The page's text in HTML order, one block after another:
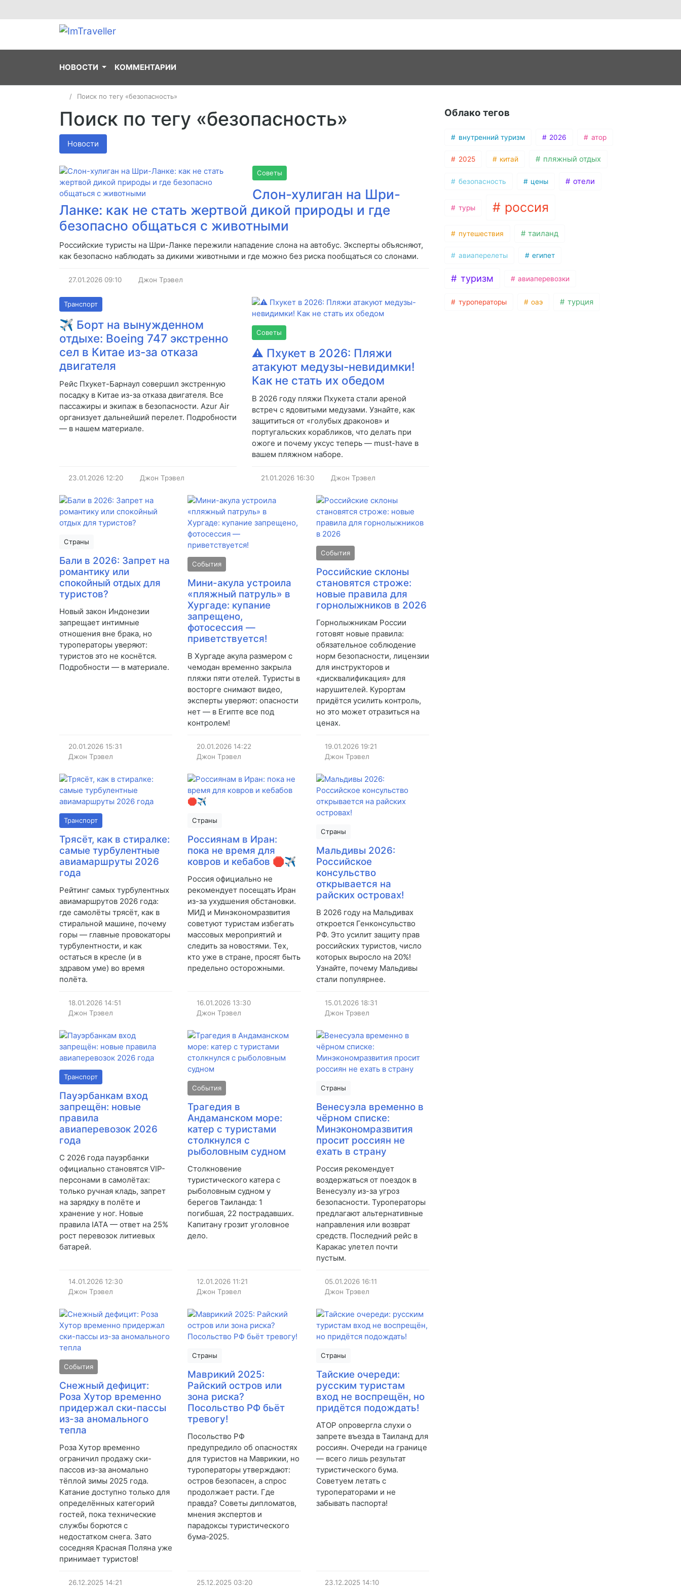
НОВОСТИ КОММЕНТАРИИ
Поиск по тегу «безопасность»
Поиск по тегу «безопасность»
Новости
Советы
Слон-хулиган на Шри-
Ланке: как не стать жертвой дикой природы и где
безопасно общаться с животными
Российские туристы на Шри-Ланке пережили нападение слона на автобус. Эксперты объясняют,
как безопасно наблюдать за дикими животными и где можно без риска пообщаться со слонами.
27.01.2026 09:10 Джон Трэвел
Транспорт
✈️ Борт на вынужденном
отдыхе: Boeing 747 экстренно
сел в Китае из-за отказа
двигателя
Рейс Пхукет-Барнаул совершил экстренную
посадку в Китае из-за отказа двигателя. Все
пассажиры и экипаж в безопасности. Azur Air
организует дальнейший перелет. Подробности
— в нашем материале.
23.01.2026 12:20 Джон Трэвел
Советы
⚠️ Пхукет в 2026: Пляжи
атакуют медузы-невидимки!
Как не стать их обедом
В 2026 году пляжи Пхукета стали ареной
встреч с ядовитыми медузами. Узнайте, как
защититься от «голубых драконов» и
португальских корабликов, что делать при
ожоге и почему уксус теперь — must-have в
вашем пляжном наборе.
21.01.2026 16:30 Джон Трэвел
Страны
Бали в 2026: Запрет на
романтику или
спокойный отдых для
туристов?
Новый закон Индонезии
запрещает интимные
отношения вне брака, но
туроператоры уверяют:
туристов это не коснётся.
Подробности — в материале.
20.01.2026 15:31
Джон Трэвел
События
Мини-акула устроила
«пляжный патруль» в
Хургаде: купание
запрещено,
фотосессия —
приветствуется!
В Хургаде акула размером с
чемодан временно закрыла
пляжи пяти отелей. Туристы в
восторге снимают видео,
эксперты уверяют: опасности
нет — в Египте все под
контролем!
20.01.2026 14:22
Джон Трэвел
События
Российские склоны
становятся строже:
новые правила для
горнолыжников в 2026
Горнолыжникам России
готовят новые правила:
обязательное соблюдение
норм безопасности, лицензии
для инструкторов и
«дисквалификация» для
нарушителей. Курортам
придётся усилить контроль,
но это может отразиться на
ценах.
19.01.2026 19:21
Джон Трэвел
Транспорт
Трясёт, как в стиралке:
самые турбулентные
авиамаршруты 2026
года
Рейтинг самых турбулентных
авиамаршрутов 2026 года:
где самолёты трясёт, как в
стиральной машине, почему
горы — главные провокаторы
турбулентности, и как
остаться в кресле (и в
здравом уме) во время
полёта.
18.01.2026 14:51
Джон Трэвел
Страны
Россиянам в Иран:
пока не время для
ковров и кебабов 🛑✈️
Россия официально не
рекомендует посещать Иран
из-за ухудшения обстановки.
МИД и Минэкономразвития
советуют туристам избегать
массовых мероприятий и
следить за новостями. Тех,
кто уже в стране, просят быть
предельно осторожными.
16.01.2026 13:30
Джон Трэвел
Страны
Мальдивы 2026:
Российское
консульство
открывается на
райских островах!
В 2026 году на Мальдивах
откроется Генконсульство
РФ. Это усилит защиту прав
российских туристов, число
которых выросло на 20%!
Узнайте, почему Мальдивы
стали популярнее.
15.01.2026 18:31
Джон Трэвел
Транспорт
Пауэрбанкам вход
запрещён: новые
правила
авиаперевозок 2026
года
С 2026 года пауэрбанки
официально становятся VIP-
персонами в самолётах:
только ручная кладь, запрет
на зарядку в полёте и
хранение у ног. Новые
правила IATA — ответ на 25%
рост перевозок литиевых
батарей.
14.01.2026 12:30
Джон Трэвел
События
Трагедия в
Андаманском море:
катер с туристами
столкнулся с
рыболовным судном
Столкновение
туристического катера с
рыболовным судном у
берегов Таиланда: 1
погибшая, 22 пострадавших.
Капитану грозит уголовное
дело.
12.01.2026 11:21
Джон Трэвел
Страны
Венесуэла временно в
чёрном списке:
Минэкономразвития
просит россиян не
ехать в страну
Россия рекомендует
воздержаться от поездок в
Венесуэлу из-за угроз
безопасности. Туроператоры
предлагают альтернативные
направления или возврат
средств. Последний рейс в
Каракас улетел почти
пустым.
05.01.2026 16:11
Джон Трэвел
События
Снежный дефицит:
Роза Хутор временно
придержал ски-пассы
из-за аномального
тепла
Роза Хутор временно
ограничил продажу ски-
пассов из-за аномально
тёплой зимы 2025 года.
Катание доступно только для
определённых категорий
гостей, пока технические
службы борются с
недостатком снега. Зато
соседняя Красная Поляна уже
принимает туристов!
26.12.2025 14:21
Страны
Маврикий 2025:
Райский остров или
зона риска?
Посольство РФ бьёт
тревогу!
Посольство РФ
предупредило об опасностях
для туристов на Маврикии, но
туроператоры утверждают:
остров безопасен, а спрос
продолжает расти. Где
правда? Советы дипломатов,
мнения экспертов и
парадоксы туристического
бума-2025.
25.12.2025 03:20
Страны
Тайские очереди:
русским туристам
вход не воспрещён, но
придётся подождать!
АТОР опровергла слухи о
запрете въезда в Таиланд для
россиян. Очереди на границе
— всего лишь результат
туристического бума.
Советуем летать с
туроператорами и не
забывать паспорта!
23.12.2025 14:10
Облако тегов
внутренний туризм 2026 атор
2025 китай пляжный отдых
безопасность цены отели
туры россия
путешествия таиланд
авиаперелеты египет
туризм авиаперевозки
туроператоры оаэ турция